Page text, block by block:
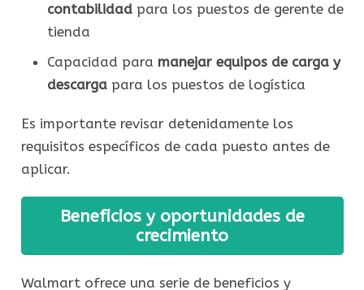
contabilidadpara los puestos de gerente de
tienda
Capacidad para manejar equipos de carga y
descargapara los puestos de logística
Es importante revisar detenidamente los
requisitos específicos de cada puesto antes de
aplicar.
Beneficios y oportunidades de
crecimiento
Walmart ofrece una serie de beneficios y